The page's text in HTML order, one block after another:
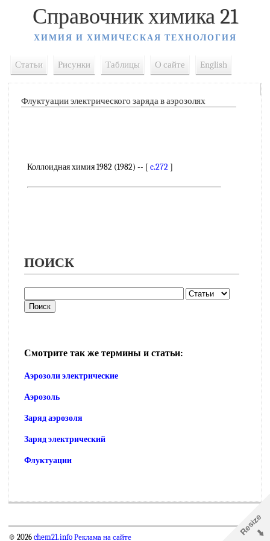
Справочник химика 21
ХИМИЯ И ХИМИЧЕСКАЯ ТЕХНОЛОГИЯ
Статьи Рисунки Таблицы О сайте English
Флуктуации электрического заряда в аэрозолях
Коллоидная химия 1982 (1982) -- [ c.272]
ПОИСК
Смотрите так же термины и статьи:
Аэрозоли электрические
Аэрозоль
Заряд аэрозоля
Заряд электрический
Флуктуации
© 2026 chem21.info Реклама на сайте